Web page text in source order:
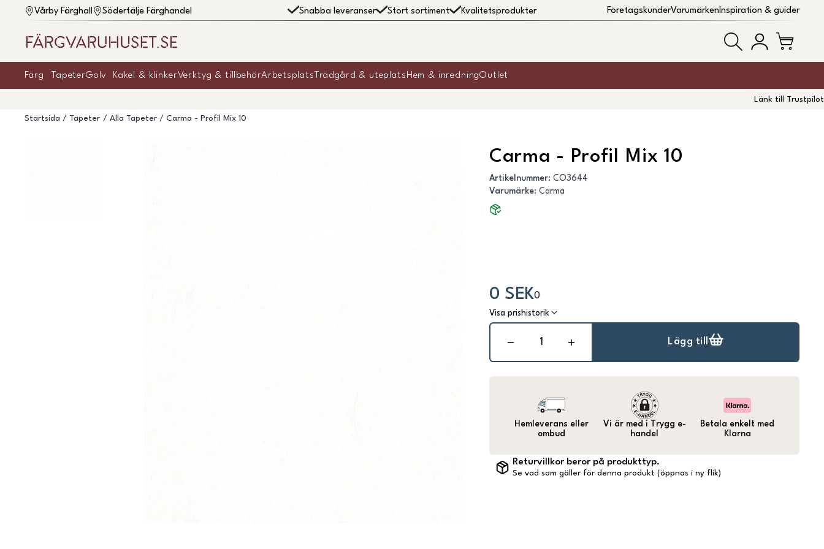
Vårby Färghall Södertälje Färghandel Snabba leveranser Stort sortiment Kvalitetsprodukter FöretagskunderVarumärkenInspiration & guider
Färg TapeterGolv Kakel & klinkerVerktyg & tillbehörArbetsplats Trädgård & uteplats Hem & inredningOutlet
Länk till Trustpilot
Startsida Tapeter Alla Tapeter Carma - Profil Mix 10
Carma - Profil Mix 10
Artikelnummer: CO3644
Varumärke: Carma
0 SEK0
Visa prishistorik
Lägg till
Hemleverans eller
ombud
Vi är med i Trygg e-
handel
Betala enkelt med
Klarna
Returvillkor beror på produkttyp.
Se vad som gäller för denna produkt (öppnas i ny flik)